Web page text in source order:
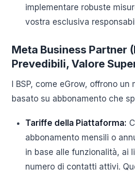
implementare robuste
vostra esclusiva
Meta Business Partner
Prevedibili, Valore
I BSP, come eGrow, offrono
basato su abbonamento che
Tariffe della Piattaforma:
abbonamento mensili o
in base alle funzionalità, ai
numero di contatti attivi.